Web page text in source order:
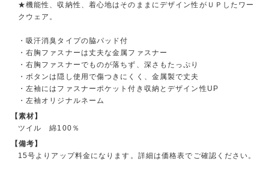
★機能性、収納性、着心地はそのままにデザイン性がＵＰしたワー
クウェア。
・吸汗消臭タイプの脇パッド付
・右胸ファスナーは丈夫な金属ファスナー
・右胸ファスナーでものが落ちず、深さもたっぷり
・ボタンは隠し使用で傷つきにくく、金属製で丈夫
・左袖にはファスナーポケット付き収納とデザイン性UP
・左袖オリジナルネーム
【素材】
ツイル 綿100％
【備考】
15号よりアップ料金になります。詳細は価格表でご確認ください。